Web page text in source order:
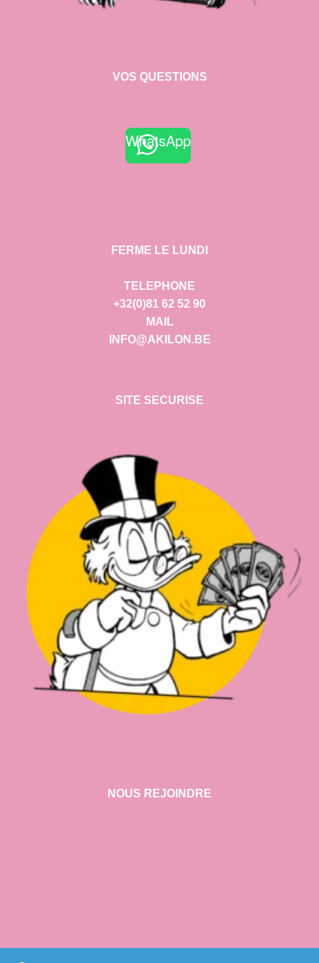
VOS QUESTIONS
WhatsApp
FERME LE LUNDI
TELEPHONE
+32(0)81 62 52 90
MAIL
INFO@AKILON.BE
SITE SECURISE
NOUS REJOINDRE